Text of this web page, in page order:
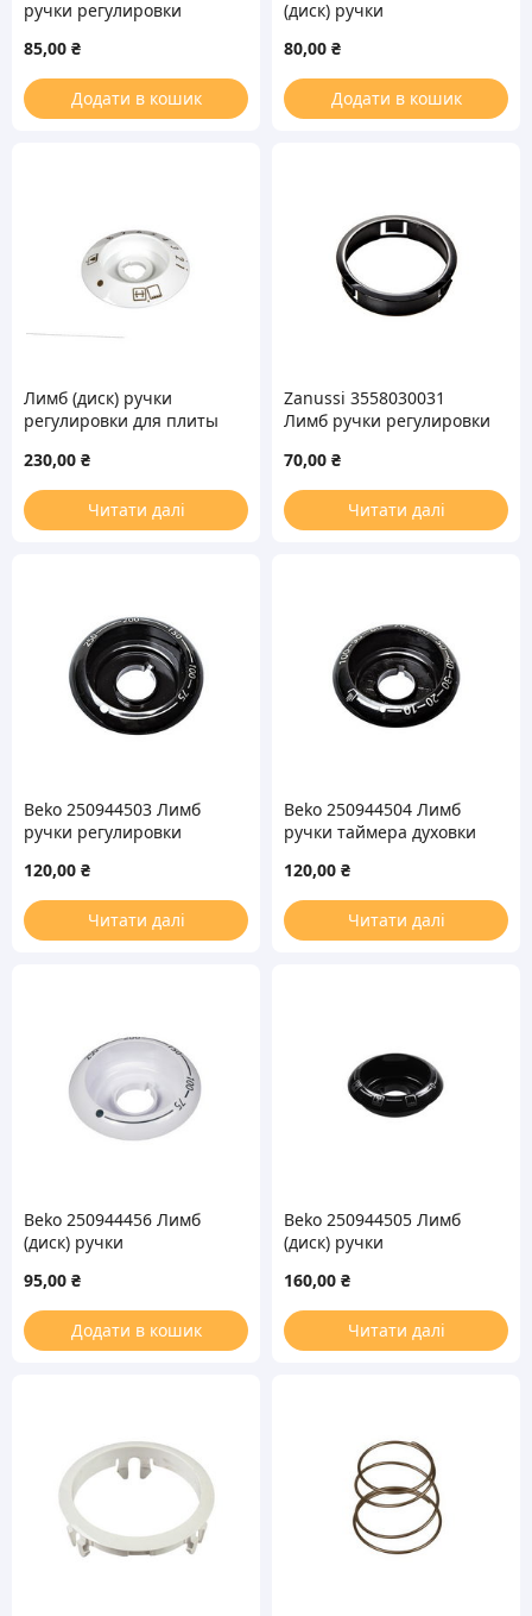
ручки регулировки
плиты
85,00 ₴
Додати в кошик
(диск) ручки
духовки для плиты
80,00 ₴
Додати в кошик
Лимб (диск) ручки
регулировки для плиты
230,00 ₴
Читати далі
Zanussi 3558030031
Лимб ручки регулировки
для плиты
70,00 ₴
Читати далі
Beko 250944503 Лимб
ручки регулировки
для плиты
120,00 ₴
Читати далі
Beko 250944504 Лимб
ручки таймера духовки
120,00 ₴
Читати далі
Beko 250944456 Лимб
(диск) ручки
температуры духовки
для плиты
95,00 ₴
Додати в кошик
Beko 250944505 Лимб
(диск) ручки
духовки для плиты
160,00 ₴
Читати далі